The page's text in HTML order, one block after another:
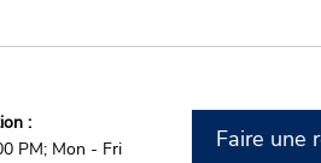
:
PM; Mon - Fri
Faire une